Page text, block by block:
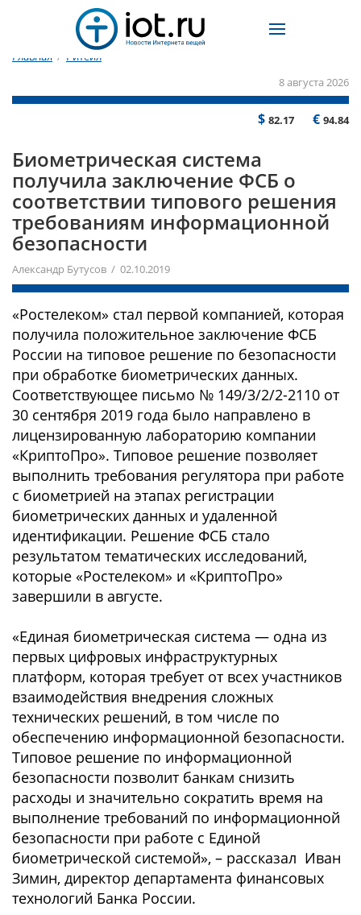
Главная / Ритейл
8 августа 2026
$ 82.17 € 94.84
Биометрическая система
получила заключение ФСБ о
соответствии типового решения
требованиям информационной
безопасности
Александр Бутусов / 02.10.2019
«Ростелеком» стал первой компанией, которая
получила положительное заключение ФСБ
России на типовое решение по безопасности
при обработке биометрических данных.
Соответствующее письмо № 149/3/2/2-2110 от
30 сентября 2019 года было направлено в
лицензированную лабораторию компании
«КриптоПро». Типовое решение позволяет
выполнить требования регулятора при работе
с биометрией на этапах регистрации
биометрических данных и удаленной
идентификации. Решение ФСБ стало
результатом тематических исследований,
которые «Ростелеком» и «КриптоПро»
завершили в августе.
«Единая биометрическая система — одна из
первых цифровых инфраструктурных
платформ, которая требует от всех участников
взаимодействия внедрения сложных
технических решений, в том числе по
обеспечению информационной безопасности.
Типовое решение по информационной
безопасности позволит банкам снизить
расходы и значительно сократить время на
выполнение требований по информационной
безопасности при работе с Единой
биометрической системой», – рассказал Иван
Зимин, директор департамента финансовых
технологий Банка России.